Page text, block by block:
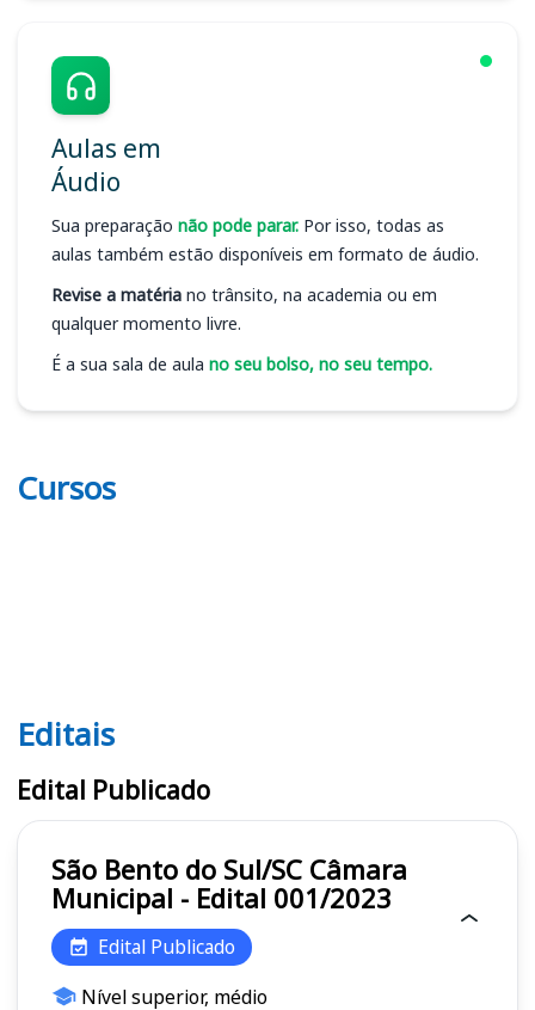
Aulas em
Áudio
Sua preparação não pode parar. Por isso, todas as
aulas também estão disponíveis em formato de áudio.
Revise a matéria no trânsito, na academia ou em
qualquer momento livre.
É a sua sala de aula no seu bolso, no seu tempo.
Cursos
Editais
Editais
Edital Publicado
São Bento do Sul/SC Câmara
Municipal - Edital 001/2023
Edital Publicado
Nível superior, médio